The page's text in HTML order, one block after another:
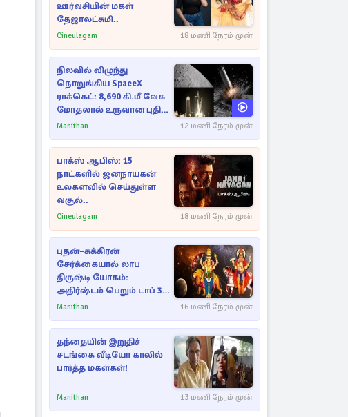
ஊர்வசியின் மகள்
தேஜாலட்சுமி..
Cineulagam 18 மணி நேரம் முன்
நிலவில் விழுந்து
நொறுங்கிய SpaceX
ராக்கெட்: 8,690 கி.மீ வேக
மோதலால் உருவான புதிய
பள்ளம்!
Manithan 12 மணி நேரம் முன்
பாக்ஸ் ஆபிஸ்: 15
நாட்களில் ஜனநாயகன்
உலகளவில் செய்துள்ள
வசூல்..
Cineulagam 18 மணி நேரம் முன்
புதன்–சுக்கிரன்
சேர்க்கையால் லாப
திருஷ்டி யோகம்:
அதிர்ஷ்டம் பெறும் டாப் 3
ராசிகள்!
Manithan 16 மணி நேரம் முன்
தந்தையின் இறுதிச்
சடங்கை வீடியோ காலில்
பார்த்த மகள்கள்!
Manithan 13 மணி நேரம் முன்